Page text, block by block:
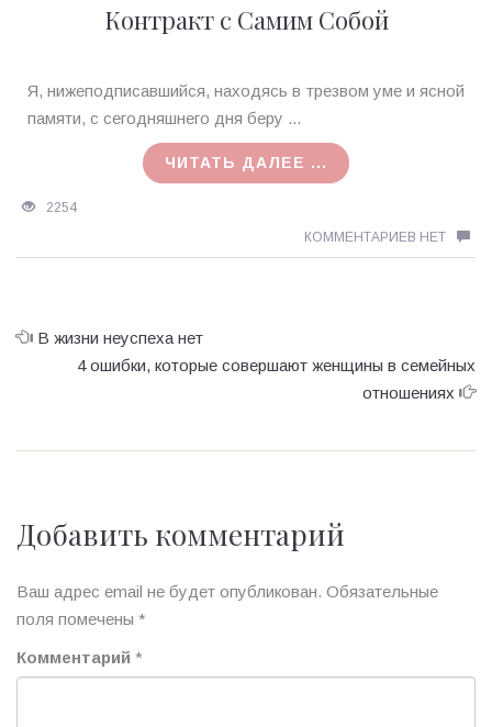
Контракт с Самим Собой
Ирина
MagicTantra
Я, нижеподписавшийся, находясь в трезвом уме и ясной
памяти, с сегодняшнего дня беру ...
ЧИТАТЬ ДАЛЕЕ ...
2254
КОММЕНТАРИЕВ НЕТ
В жизни неуспеха нет
4 ошибки, которые совершают женщины в семейных
отношениях
Добавить комментарий
Ваш адрес email не будет опубликован. Обязательные
поля помечены *
Комментарий *